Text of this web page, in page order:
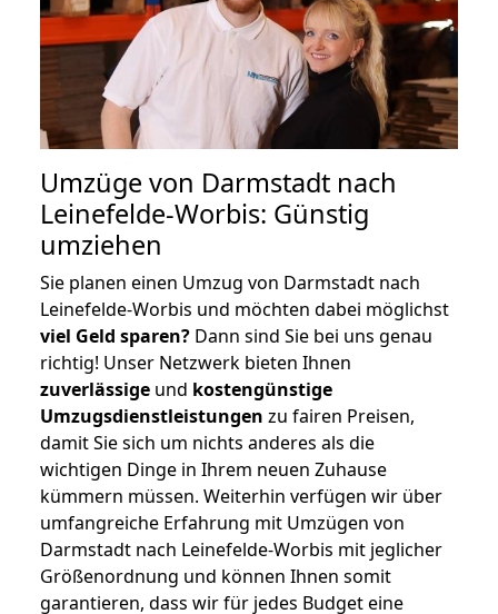
Umzüge von Darmstadt nach
Leinefelde-Worbis: Günstig
umziehen
Sie planen einen Umzug von Darmstadt nach
Leinefelde-Worbis und möchten dabei möglichst
viel Geld sparen? Dann sind Sie bei uns genau
richtig! Unser Netzwerk bieten Ihnen
zuverlässige und kostengünstige
Umzugsdienstleistungen zu fairen Preisen,
damit Sie sich um nichts anderes als die
wichtigen Dinge in Ihrem neuen Zuhause
kümmern müssen. Weiterhin verfügen wir über
umfangreiche Erfahrung mit Umzügen von
Darmstadt nach Leinefelde-Worbis mit jeglicher
Größenordnung und können Ihnen somit
garantieren, dass wir für jedes Budget eine